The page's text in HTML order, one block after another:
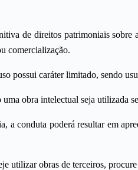
de direitos patrimoniais
comercialização.
possui caráter limitado, sendo
obra intelectual seja utilizada
a conduta poderá resultar em
utilizar obras de terceiros,